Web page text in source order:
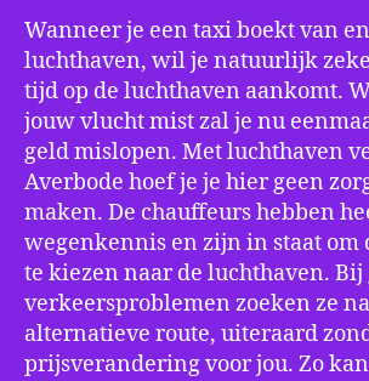
Wanneer je een taxi boekt van
luchthaven, wil je natuurlijk
tijd op de luchthaven aankomt.
jouw vlucht mist zal je nu
geld mislopen. Met luchthaven
Averbode hoef je je hier geen
maken. De chauffeurs hebben
wegenkennis en zijn in staat om
te kiezen naar de luchthaven. Bij
verkeersproblemen zoeken ze
alternatieve route, uiteraard
prijsverandering voor jou. Zo